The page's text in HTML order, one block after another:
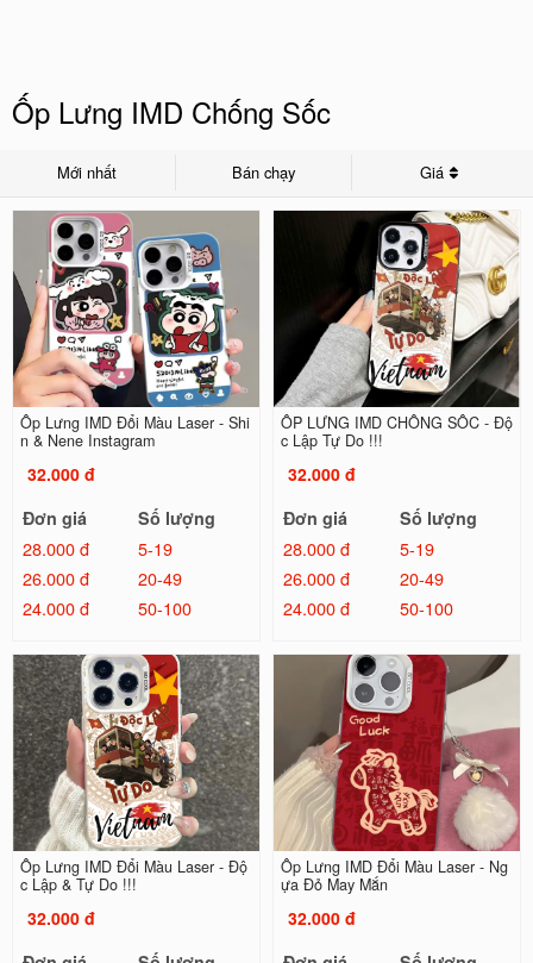
Ốp Lưng IMD Chống Sốc
Mới nhất Bán chạy Giá
Ốp Lưng IMD Đổi Màu Laser - Shi
n & Nene Instagram
32.000 đ
Đơn giá
Số lượng
28.000 đ
5-19
26.000 đ
20-49
24.000 đ
50-100
ỐP LƯNG IMD CHỐNG SỐC - Độ
c Lập Tự Do !!!
32.000 đ
Đơn giá
Số lượng
28.000 đ
5-19
26.000 đ
20-49
24.000 đ
50-100
Ốp Lưng IMD Đổi Màu Laser - Độ
c Lập & Tự Do !!!
32.000 đ
Ốp Lưng IMD Đổi Màu Laser - Ng
ựa Đỏ May Mắn
32.000 đ